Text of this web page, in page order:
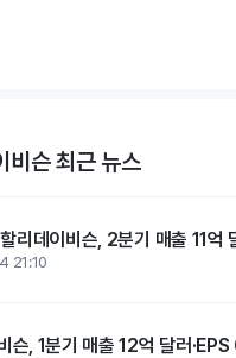
비슨 최근 뉴스
리데이비슨, 2분기 매출 11
21:10
슨, 1분기 매출 12억 달러